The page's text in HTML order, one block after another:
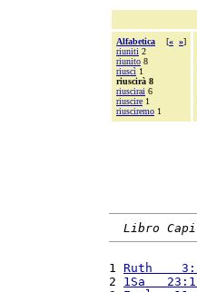
Alfabetica [« »]
riuniti 2
riunito 8
riuscì 1
riuscirà 8
riuscirai 6
riuscire 1
riusciremo 1
Libro
1 Ruth
2 1Sa